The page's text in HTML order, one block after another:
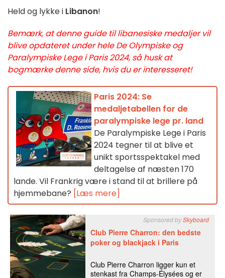
Held og lykke i Libanon!
Bemærk, at denne guide til libanesiske medaljer vil
blive opdateret under hele De Olympiske og
Paralympiske Lege i Paris 2024, så husk at
bogmærke denne side, hvis du er interesseret!
Paris 2024: Se
medaljetabellen for de
paralympiske lege pr. land
De Paralympiske Lege i Paris
2024 tegner til at blive et
unikt sportsspektakel med
deltagelse af næsten 170
lande. Vil Frankrig være i stand til at brillere på
hjemmebane? [Læs mere]